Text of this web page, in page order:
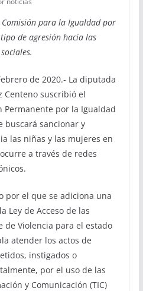
para la Igualdad por
de agresión hacia las
de 2020.- La diputada
Centeno suscribió el
Permanente por la Igualdad
buscará sancionar y
las niñas y las mujeres en
a través de redes
por el que se adiciona una
Ley de Acceso de las
de Violencia para el estado
atender los actos de
instigados o
por el uso de las
y Comunicación (TIC)